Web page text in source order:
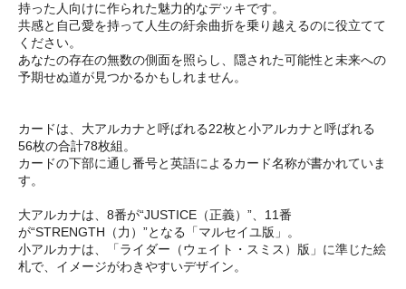
持った人向けに作られた魅力的なデッキです。
共感と自己愛を持って人生の紆余曲折を乗り越えるのに役立てて
ください。
あなたの存在の無数の側面を照らし、隠された可能性と未来への
予期せぬ道が見つかるかもしれません。
カードは、大アルカナと呼ばれる22枚と小アルカナと呼ばれる
56枚の合計78枚組。
カードの下部に通し番号と英語によるカード名称が書かれていま
す。
大アルカナは、8番が“JUSTICE（正義）”、11番
が“STRENGTH（力）”となる「マルセイユ版」。
小アルカナは、「ライダー（ウェイト・スミス）版」に準じた絵
札で、イメージがわきやすいデザイン。